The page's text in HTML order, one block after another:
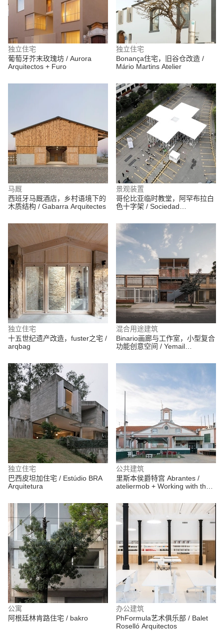
独立住宅
葡萄牙芥末玫瑰坊 / Aurora
Arquitectos + Furo
独立住宅
Bonança住宅，旧谷仓改造 /
Mário Martins Atelier
马厩
西班牙马厩酒店，乡村语境下的
木质结构 / Gabarra Arquitectes
景观装置
哥伦比亚临时教堂，阿罕布拉白
色十字架 / Sociedad
Alsar Atelier + GB Urban Studio
独立住宅
十五世纪遗产改造，fuster之宅 /
arqbag
混合用途建筑
Binario画廊与工作室，小型复合
功能创意空间 / Yemail
独立住宅
巴西皮坦加住宅 / Estúdio BRA
Arquitetura
公共建筑
里斯本侯爵特宫 Abrantes /
ateliermob + Working with the
公寓
阿根廷林肯路住宅 / bakro
办公建筑
PhFormula艺术俱乐部 / Balet
Roselló Arquitectos